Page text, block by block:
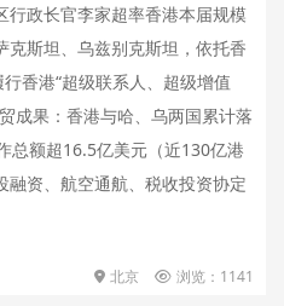
政长官李家超率香港本届规模
斯坦、乌兹别克斯坦，依托香
香港“超级联系人、超级增值
成果：香港与哈、乌两国累计落
总额超16.5亿美元（近130亿港
融资、航空通航、税收投资协定
北京 浏览：1141